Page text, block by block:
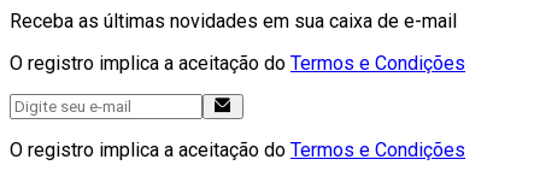
Receba as últimas novidades em sua caixa de e-mail
O registro implica a aceitação do Termos e Condições
O registro implica a aceitação do Termos e Condições